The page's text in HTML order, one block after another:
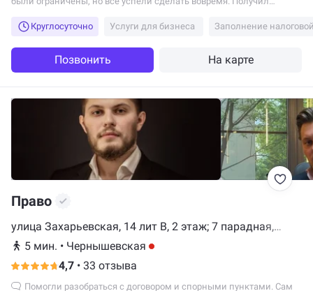
Круглосуточно
Услуги для бизнеса Заполнение
Позвонить На карте
Право
улица Захарьевская, 14 лит В, 2 этаж; 7 парадная,
Санкт-Петербург
5 мин. • Чернышевская
4,7 • 33 отзыва